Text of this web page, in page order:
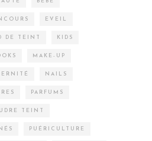
EVEIL
DE TEINT KIDS
MAKE-UP
NAILS
PARFUMS
TEINT
PUÉRICULTURE